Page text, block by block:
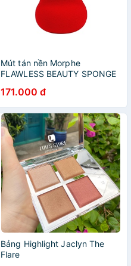
Mút tán nền Morphe
FLAWLESS BEAUTY SPONGE
171.000 đ
Bảng Highlight Jaclyn The
Flare